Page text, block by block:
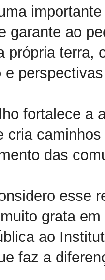
garante ao
própria terra,
e
fortalece a
cria
das
esse
grata
ao
faz a